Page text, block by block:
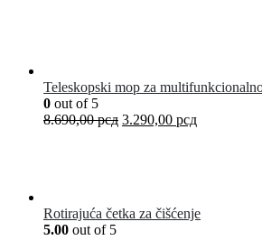
Teleskopski mop za
0 out of 5
8.690,00рсд 3.290,00 рсд
Rotirajuća četka za čišćenje
5.00 out of 5